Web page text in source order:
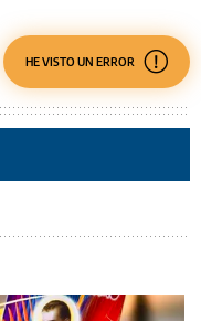
HE VISTO UN ERROR